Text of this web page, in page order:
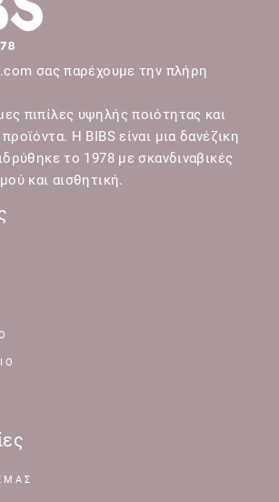
σας παρέχουμε την πλήρη
πιπίλες υψηλής ποιότητας και
Η BIBS είναι μια δανέζικη
το 1978 με σκανδιναβικές
και αισθητική.